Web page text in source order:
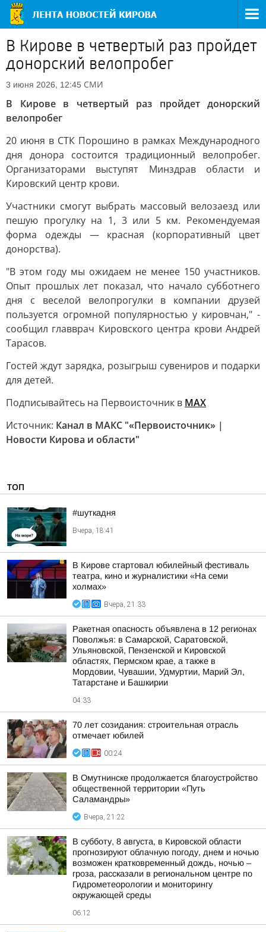
В Кирове в четвертый раз пройдет
донорский велопробег
3 июня 2026, 12:45 СМИ
В Кирове в четвертый раз пройдет донорский
велопробег
20 июня в СТК Порошино в рамках Международного
дня донора состоится традиционный велопробег.
Организаторами выступят Минздрав области и
Кировский центр крови.
Участники смогут выбрать массовый велозаезд или
пешую прогулку на 1, 3 или 5 км. Рекомендуемая
форма одежды — красная (корпоративный цвет
донорства).
"В этом году мы ожидаем не менее 150 участников.
Опыт прошлых лет показал, что начало субботнего
дня с веселой велопрогулки в компании друзей
пользуется огромной популярностью у кировчан," -
сообщил главврач Кировского центра крови Андрей
Тарасов.
Гостей ждут зарядка, розыгрыш сувениров и подарки
для детей.
Подписывайтесь на Первоисточник в MAX
Источник: Канал в МАКС "«Первоисточник» |
Новости Кирова и области"
ТОП
#шуткадня
Вчера, 18:41
В Кирове стартовал юбилейный фестиваль
театра, кино и журналистики «На семи
холмах»
Вчера, 21:33
Ракетная опасность объявлена в 12 регионах
Поволжья: в Самарской, Саратовской,
Ульяновской, Пензенской и Кировской
областях, Пермском крае, а также в
Мордовии, Чувашии, Удмуртии, Марий Эл,
Татарстане и Башкирии
04:33
70 лет созидания: строительная отрасль
отмечает юбилей
00:24
В Омутнинске продолжается благоустройство
общественной территории «Путь
Саламандры»
Вчера, 21:22
В субботу, 8 августа, в Кировской области
прогнозируют облачную погоду, днем и ночью
возможен кратковременный дождь, ночью –
гроза, рассказали в региональном центре по
Гидрометеорологии и мониторингу
окружающей среды
06:12